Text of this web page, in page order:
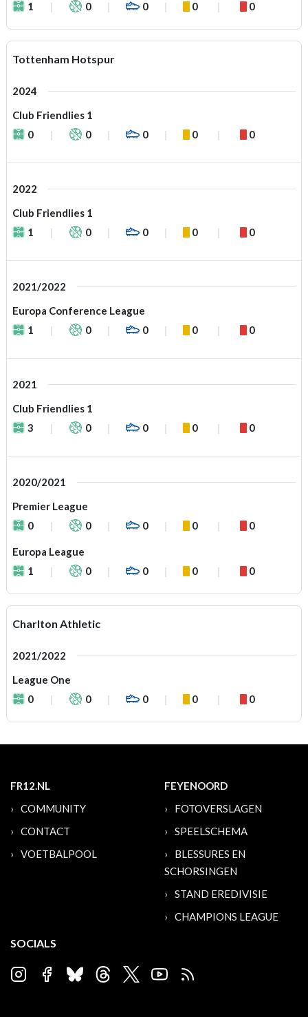
1
0 0 0 0
Tottenham Hotspur
2024
Club Friendlies 1
0
0 0 0 0
2022
Club Friendlies 1
1
0 0 0 0
2021/2022
Europa Conference League
1
0 0 0 0
2021
Club Friendlies 1
3
0 0 0 0
2020/2021
Premier League
0
0 0 0 0
Europa League
1
0 0 0 0
Charlton Athletic
2021/2022
League One
0
0 0 0 0
FR12.NL
COMMUNITY
CONTACT
VOETBALPOOL
FEYENOORD
FOTOVERSLAGEN
SPEELSCHEMA
BLESSURES EN
SCHORSINGEN
STAND EREDIVISIE
CHAMPIONS LEAGUE
SOCIALS